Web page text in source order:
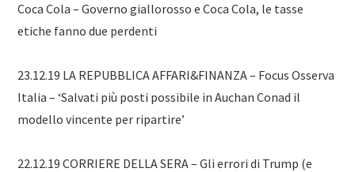
Coca Cola – Governo giallorosso e Coca Cola, le tasse
etiche fanno due perdenti
23.12.19 LA REPUBBLICA AFFARI&FINANZA – Focus Osserva
Italia – ‘Salvati più posti possibile in Auchan Conad il
modello vincente per ripartire’
22.12.19 CORRIERE DELLA SERA – Gli errori di Trump (e